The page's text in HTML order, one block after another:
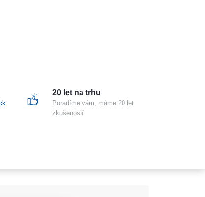
20 let na trhu
Poradíme vám, máme 20 let
zkušeností